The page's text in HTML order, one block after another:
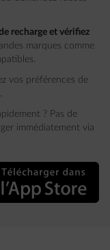
recharge et vérifiez
marques comme
vos préférences de
? Pas de
immédiatement via